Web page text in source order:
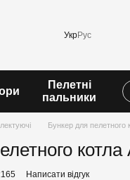
УкрРус
Пелетні
пальники
Бункер для пелетного
Написати відгук